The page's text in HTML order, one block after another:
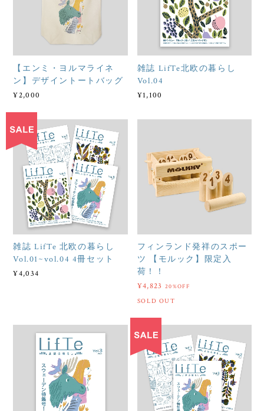
【エンミ・ヨルマライネ
ン】デザイントートバッグ
¥2,000
雑誌 LifTe北欧の暮らし
Vol.04
¥1,100
雑誌 LifTe 北欧の暮らし
Vol.01~vol.04 4冊セット
¥4,034
フィンランド発祥のスポー
ツ 【モルック】限定入
荷！！
¥4,823 20%OFF
SOLD OUT